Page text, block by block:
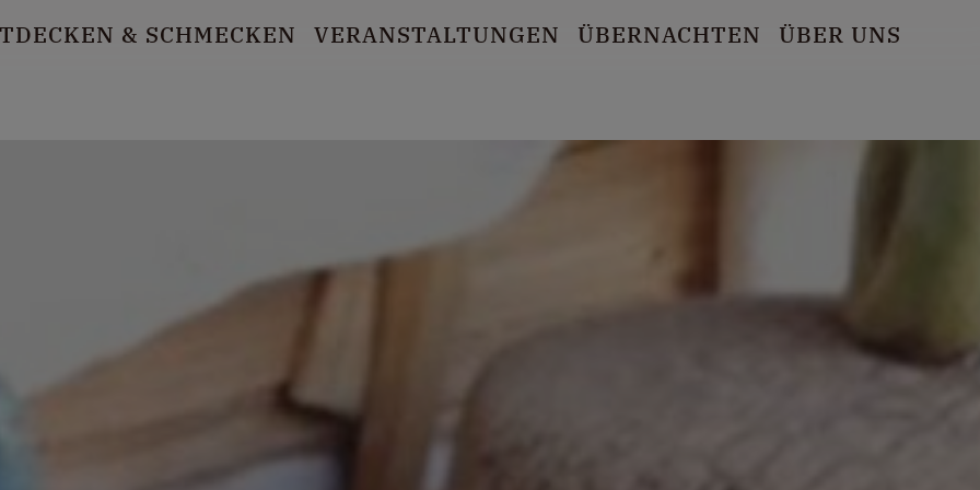
& SCHMECKEN VERANSTALTUNGEN ÜBERNACHTEN ÜBER UNS